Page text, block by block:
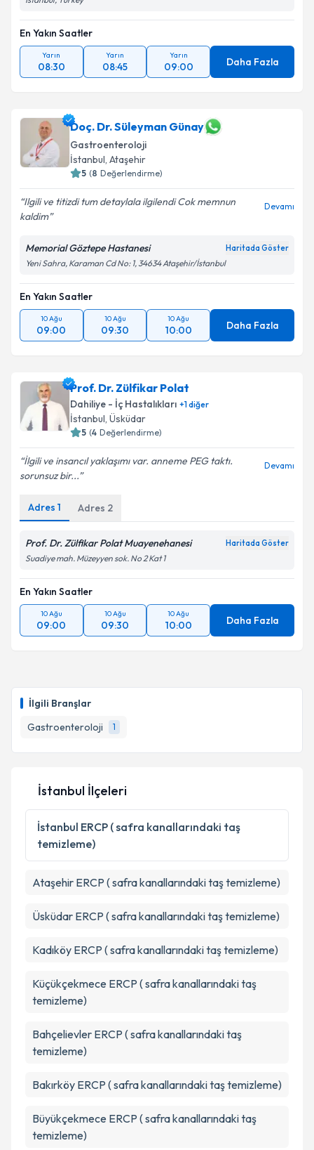
İlgili Branşlar
Gastroenteroloji
1
En Yakın Saatler
Yarın
08:30
Yarın
08:45
Yarın
09:00 Daha Fazla
Doç. Dr. Süleyman Günay
Gastroenteroloji
İstanbul, Ataşehir
5 (8 Değerlendirme)
Ilgili ve titizdi tum detaylala ilgilendi Cok memnun
kaldim
Devamı
Memorial Göztepe Hastanesi Haritada Göster
Yeni Sahra, Karaman Cd No: 1, 34634 Ataşehir/İstanbul
En Yakın Saatler
10 Ağu
09:00
10 Ağu
09:30
10 Ağu
10:00 Daha Fazla
Prof. Dr. Zülfikar Polat
Dahiliye - İç Hastalıkları +1diğer
İstanbul, Üsküdar
5 (4 Değerlendirme)
İlgili ve insancıl yaklaşımı var. anneme PEG taktı.
sorunsuz bir...
Devamı
Adres 1 Adres 2
Prof. Dr. Zülfikar Polat Muayenehanesi Haritada Göster
Suadiye mah. Müzeyyen sok. No 2 Kat 1
En Yakın Saatler
10 Ağu
09:00
10 Ağu
09:30
10 Ağu
10:00 Daha Fazla
İstanbul İlçeleri
İstanbul ERCP ( safra kanallarındaki taş
temizleme)
Ataşehir ERCP ( safra kanallarındaki taş temizleme)
Üsküdar ERCP ( safra kanallarındaki taş temizleme)
Kadıköy ERCP ( safra kanallarındaki taş temizleme)
Küçükçekmece ERCP ( safra kanallarındaki taş
temizleme)
Bahçelievler ERCP ( safra kanallarındaki taş
temizleme)
Bakırköy ERCP ( safra kanallarındaki taş temizleme)
Büyükçekmece ERCP ( safra kanallarındaki taş
temizleme)